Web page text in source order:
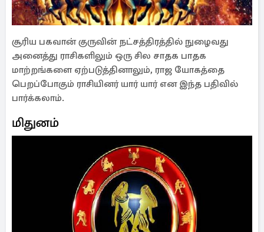
சூரிய பகவான் குருவின் நட்சத்திரத்தில் நுழைவது
அனைத்து ராசிகளிலும் ஒரு சில சாதக பாதக
மாற்றங்களை ஏற்படுத்தினாலும், ராஜ யோகத்தை
பெறப்போகும் ராசியினர் யார் யார் என இந்த பதிவில்
பார்க்கலாம்.
மிதுனம்